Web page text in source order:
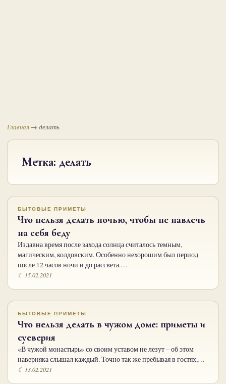
Главная → делать
Метка: делать
БЫТОВЫЕ ПРИМЕТЫ
Что нельзя делать ночью, чтобы не навлечь
на себя беду
Издавна время после захода солнца считалось темным,
магическим, колдовским. Особенно нехорошим был период
после 12 часов ночи и до рассвета.…
☾ 15.02.2021
БЫТОВЫЕ ПРИМЕТЫ
Что нельзя делать в чужом доме: приметы и
суеверия
«В чужой монастырь» со своим уставом не лезут – об этом
наверняка слышал каждый. Точно так же пребывая в гостях,…
☾ 13.02.2021